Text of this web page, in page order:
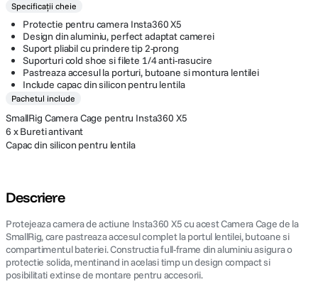
Specificații cheie
Protectie pentru camera Insta360 X5
Design din aluminiu, perfect adaptat camerei
Suport pliabil cu prindere tip 2-prong
Suporturi cold shoe si filete 1/4 anti-rasucire
Pastreaza accesul la porturi, butoane si montura lentilei
Include capac din silicon pentru lentila
Pachetul include
SmallRig Camera Cage pentru Insta360 X5
6 x Bureti antivant
Capac din silicon pentru lentila
Descriere
Protejeaza camera de actiune Insta360 X5 cu acest Camera Cage de la
SmallRig, care pastreaza accesul complet la portul lentilei, butoane si
compartimentul bateriei. Constructia full-frame din aluminiu asigura o
protectie solida, mentinand in acelasi timp un design compact si
posibilitati extinse de montare pentru accesorii.